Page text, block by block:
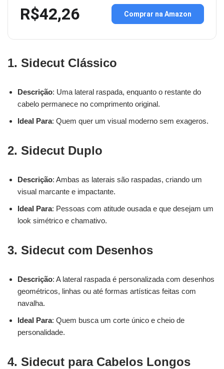
R$42,26 Comprar na Amazon
1. Sidecut Clássico
Descrição: Uma lateral raspada, enquanto o restante do
cabelo permanece no comprimento original.
Ideal Para: Quem quer um visual moderno sem exageros.
2. Sidecut Duplo
Descrição: Ambas as laterais são raspadas, criando um
visual marcante e impactante.
Ideal Para: Pessoas com atitude ousada e que desejam um
look simétrico e chamativo.
3. Sidecut com Desenhos
Descrição: A lateral raspada é personalizada com desenhos
geométricos, linhas ou até formas artísticas feitas com
navalha.
Ideal Para: Quem busca um corte único e cheio de
personalidade.
4. Sidecut para Cabelos Longos